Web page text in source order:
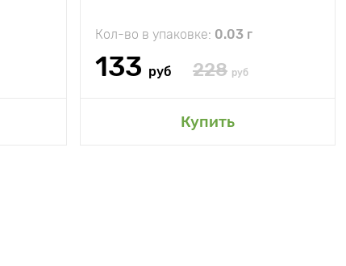
Кол-во в упаковке: 0.03 г
133 руб 228 руб
Купить